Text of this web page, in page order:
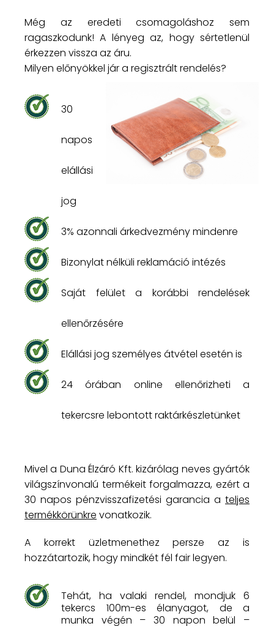
Még az eredeti csomagoláshoz sem
ragaszkodunk! A lényeg az, hogy sértetlenül
érkezzen vissza az áru.
Milyen előnyökkel jár a regisztrált rendelés?
30
napos
elállási
jog
3% azonnali árkedvezmény mindenre
Bizonylat nélküli reklamáció intézés
Saját felület a korábbi rendelések
ellenőrzésére
Elállási jog személyes átvétel esetén is
24 órában online ellenőrizheti a
tekercsre lebontott raktárkészletünket
Mivel a Duna Élzáró Kft. kizárólag neves gyártók
világszínvonalú termékeit forgalmazza, ezért a
30 napos pénzvisszafizetési garancia a teljes
termékkörünkre vonatkozik.
A korrekt üzletmenethez persze az is
hozzátartozik, hogy mindkét fél fair legyen.
Tehát, ha valaki rendel, mondjuk 6
tekercs 100m-es élanyagot, de a
munka végén – 30 napon belül –